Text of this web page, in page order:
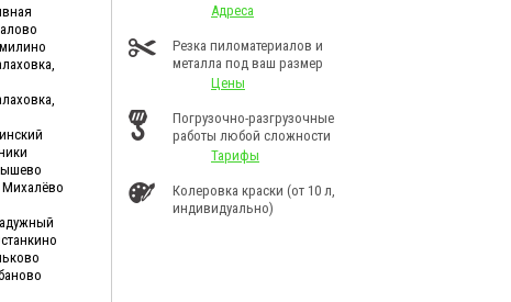
Михалёво
Адреса
Резка пиломатериалов и
металла под ваш размер
Цены
Погрузочно-разгрузочные
работы любой сложности
Тарифы
Колеровка краски (от 10 л,
индивидуально)